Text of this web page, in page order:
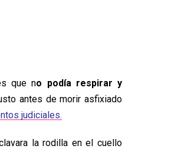
que no podía respirar y
antes de morir asfixiado
judiciales.
la rodilla en el cuello